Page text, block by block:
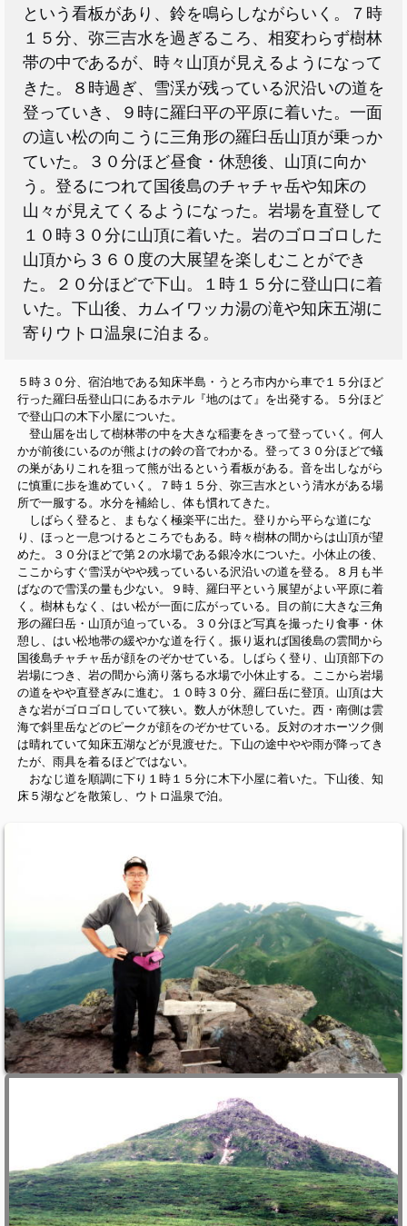
という看板があり、鈴を鳴らしながらいく。７時
１５分、弥三吉水を過ぎるころ、相変わらず樹林
帯の中であるが、時々山頂が見えるようになって
きた。８時過ぎ、雪渓が残っている沢沿いの道を
登っていき、９時に羅臼平の平原に着いた。一面
の這い松の向こうに三角形の羅臼岳山頂が乗っか
ていた。３０分ほど昼食・休憩後、山頂に向か
う。登るにつれて国後島のチャチャ岳や知床の
山々が見えてくるようになった。岩場を直登して
１０時３０分に山頂に着いた。岩のゴロゴロした
山頂から３６０度の大展望を楽しむことができ
た。２０分ほどで下山。１時１５分に登山口に着
いた。下山後、カムイワッカ湯の滝や知床五湖に
寄りウトロ温泉に泊まる。
５時３０分、宿泊地である知床半島・うとろ市内から車で１５分ほど
行った羅臼岳登山口にあるホテル『地のはて』を出発する。５分ほど
で登山口の木下小屋についた。
登山届を出して樹林帯の中を大きな稲妻をきって登っていく。何人
かが前後にいるのが熊よけの鈴の音でわかる。登って３０分ほどで蟻
の巣がありこれを狙って熊が出るという看板がある。音を出しながら
に慎重に歩を進めていく。７時１５分、弥三吉水という清水がある場
所で一服する。水分を補給し、体も慣れてきた。
しばらく登ると、まもなく極楽平に出た。登りから平らな道にな
り、ほっと一息つけるところでもある。時々樹林の間からは山頂が望
めた。３０分ほどで第２の水場である銀冷水についた。小休止の後、
ここからすぐ雪渓がやや残っているいる沢沿いの道を登る。８月も半
ばなので雪渓の量も少ない。９時、羅臼平という展望がよい平原に着
く。樹林もなく、はい松が一面に広がっている。目の前に大きな三角
形の羅臼岳・山頂が迫っている。３０分ほど写真を撮ったり食事・休
憩し、はい松地帯の緩やかな道を行く。振り返れば国後島の雲間から
国後島チャチャ岳が顔をのぞかせている。しばらく登り、山頂部下の
岩場につき、岩の間から滴り落ちる水場で小休止する。ここから岩場
の道をやや直登ぎみに進む。１０時３０分、羅臼岳に登頂。山頂は大
きな岩がゴロゴロしていて狭い。数人が休憩していた。西・南側は雲
海で斜里岳などのピークが顔をのぞかせている。反対のオホーツク側
は晴れていて知床五湖などが見渡せた。下山の途中やや雨が降ってき
たが、雨具を着るほどではない。
おなじ道を順調に下り１時１５分に木下小屋に着いた。下山後、知
床５湖などを散策し、ウトロ温泉で泊。